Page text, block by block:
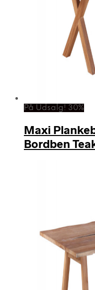
På Udsalg! 30%
Maxi
Bordben